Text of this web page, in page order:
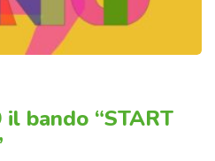
bando “START